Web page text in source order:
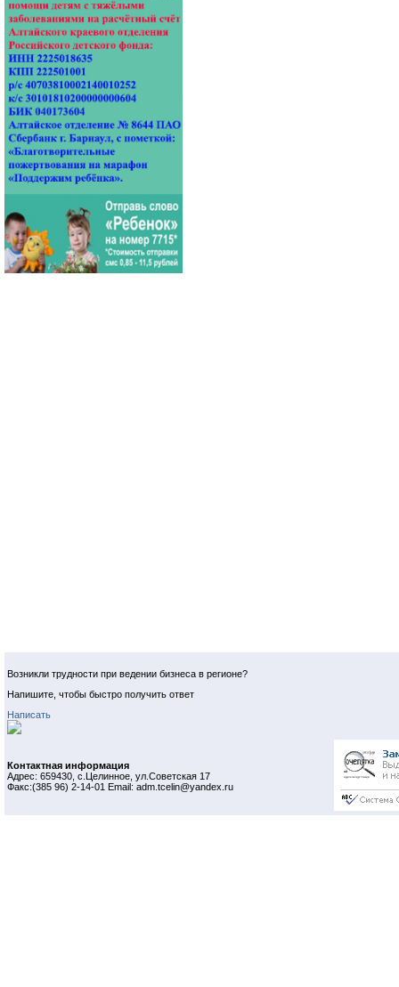
Возникли трудности при ведении бизнеса в регионе?
Напишите, чтобы быстро получить ответ
Написать
Контактная информация
Адрес: 659430, с.Целинное, ул.Советская 17
Факс:(385 96) 2-14-01 Email: adm.tcelin@yandex.ru